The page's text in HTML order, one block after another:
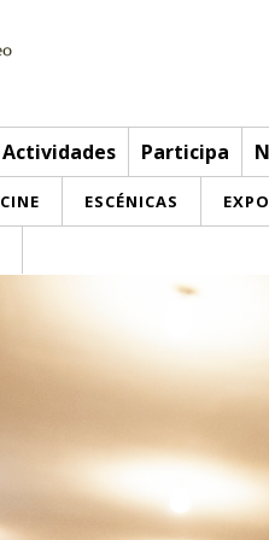
Actividades Participa
CINE ESCÉNICAS